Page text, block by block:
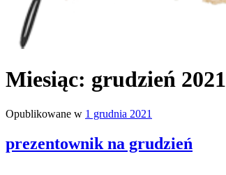
julia rozumek
o życiu i szukaniu w nim szczęścia
Miesiąc: grudzień 2021
Opublikowane w 1 grudnia 2021
prezentownik na grudzień